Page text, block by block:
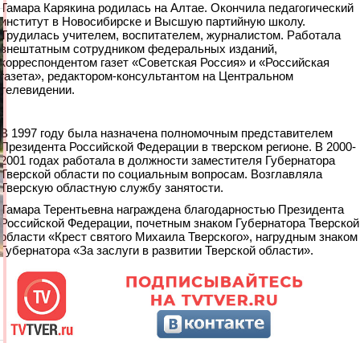
Тамара Карякина родилась на Алтае. Окончила педагогический
институт в Новосибирске и Высшую партийную школу.
Трудилась учителем, воспитателем, журналистом. Работала
внештатным сотрудником федеральных изданий,
корреспондентом газет «Советская Россия» и «Российская
газета», редактором-консультантом на Центральном
телевидении.
В 1997 году была назначена полномочным представителем
Президента Российской Федерации в тверском регионе. В 2000-
2001 годах работала в должности заместителя Губернатора
Тверской области по социальным вопросам. Возглавляла
Тверскую областную службу занятости.
Тамара Терентьевна награждена благодарностью Президента
Российской Федерации, почетным знаком Губернатора Тверской
области «Крест святого Михаила Тверского», нагрудным знаком
Губернатора «За заслуги в развитии Тверской области».